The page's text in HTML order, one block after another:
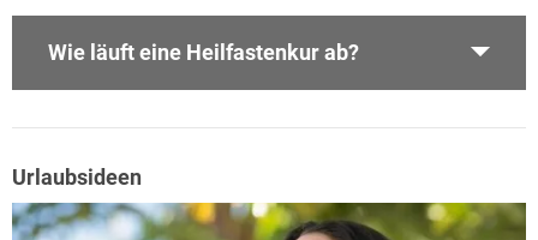
Wie läuft eine Heilfastenkur ab?
Urlaubsideen